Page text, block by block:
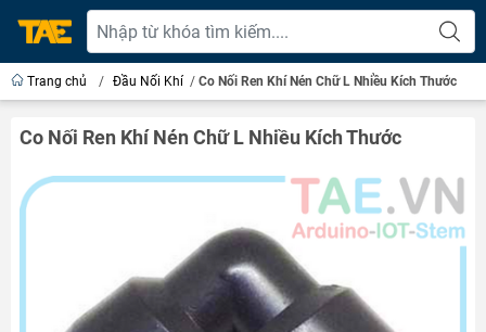
Trang chủ / Đầu Nối Khí / Co Nối Ren Khí Nén Chữ L Nhiều Kích Thước
Co Nối Ren Khí Nén Chữ L Nhiều Kích Thước